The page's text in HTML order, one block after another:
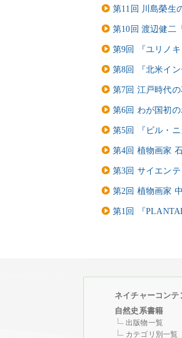
第11回 川島榮生
第10回 渡辺健二
第9回 『ユリノ
第8回 『北米イ
第7回 江戸時代
第6回 わが国初
第5回 『ビル・
第4回 植物画家
第3回 サイエン
第2回 植物画家
第1回 『
ネイチャーコンテ
自然史系書籍
出版物一覧
カテゴリ別一覧